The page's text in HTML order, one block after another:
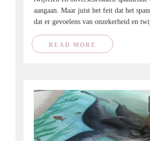
aangaan. Maar juist het feit dat het
dat er gevoelens van onzekerheid en
READ MORE